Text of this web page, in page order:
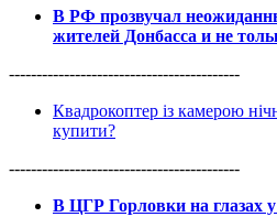
В РФ прозвучал
жителей Донбасса и не
------------------------------------------
Квадрокоптер із камерою
купити?
------------------------------------------
В ЦГР Горловки на глазах